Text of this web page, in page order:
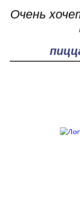
Очень
Поле поиска